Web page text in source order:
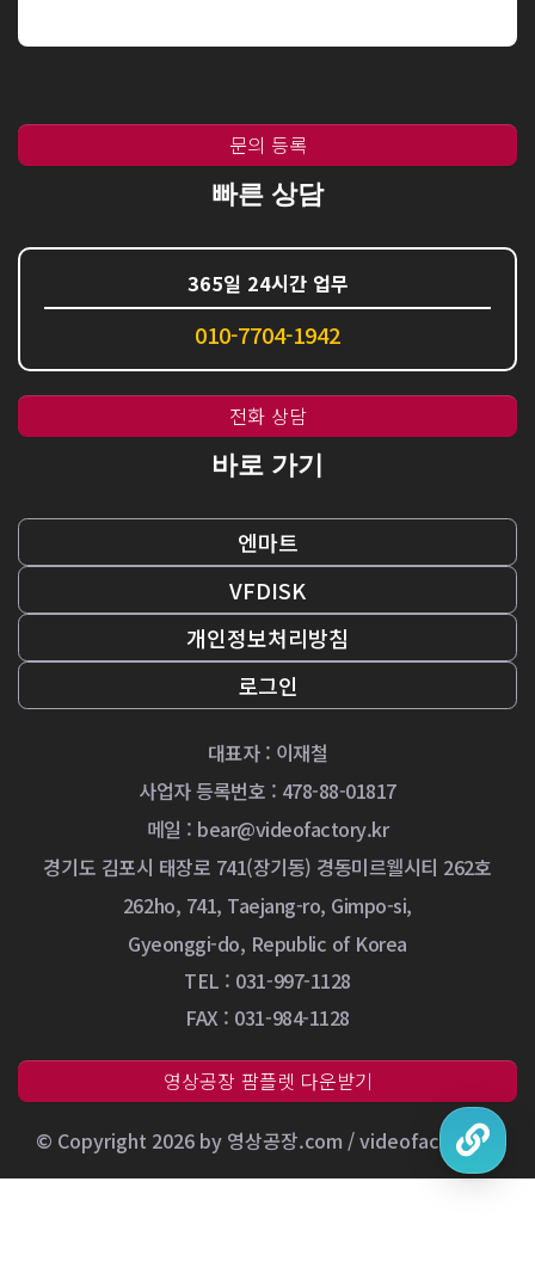
대표자 : 이재철
사업자 등록번호 : 478-88-01817
메일 : bear@videofactory.kr
경기도 김포시 태장로 741(장기동) 경동미르웰시티 262호
262ho, 741, Taejang-ro, Gimpo-si,
Gyeonggi-do, Republic of Korea
TEL : 031-997-1128
FAX : 031-984-1128
영상공장 팜플렛 다운받기
문의 등록
빠른 상담
365일 24시간 업무
010-7704-1942
전화 상담
바로 가기
엔마트
VFDISK
개인정보처리방침
로그인
© Copyright 2026 by 영상공장.com / videofactory.kr